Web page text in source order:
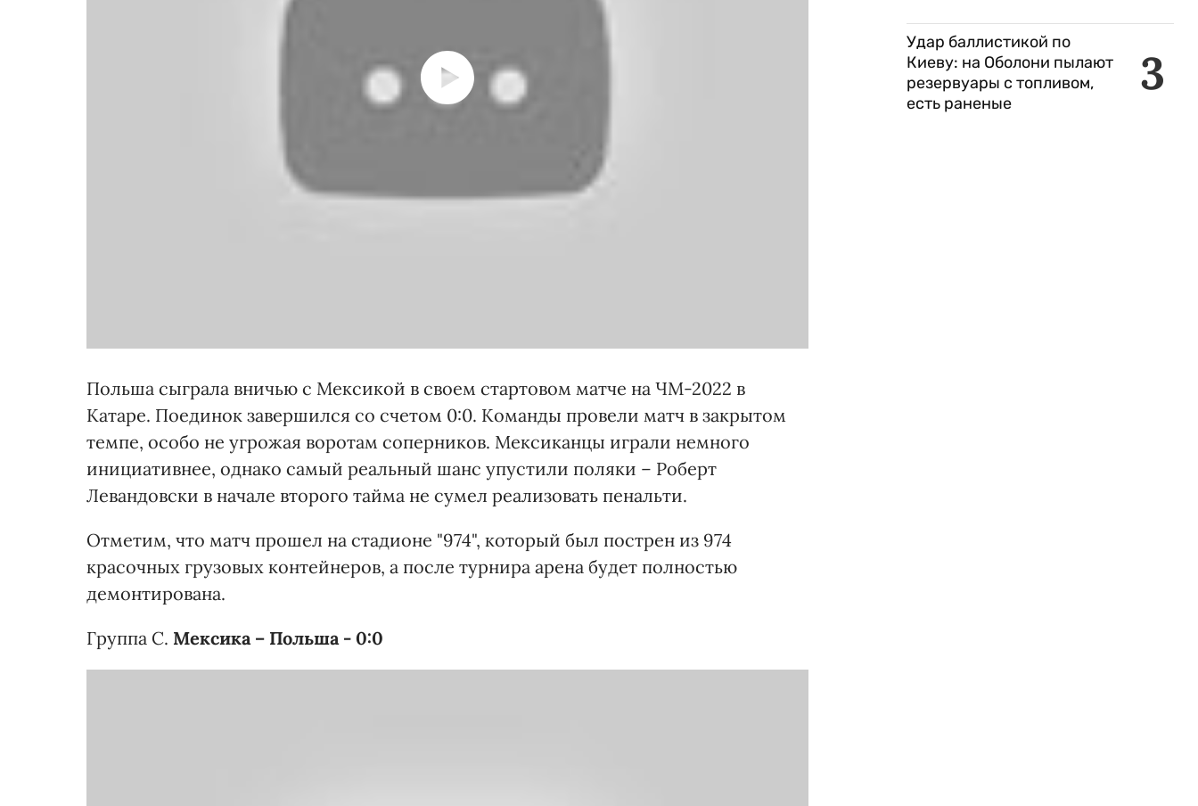
Польша сыграла вничью с Мексикой в своем стартовом матче на ЧМ-2022 в
Катаре. Поединок завершился со счетом 0:0. Команды провели матч в закрытом
темпе, особо не угрожая воротам соперников. Мексиканцы играли немного
инициативнее, однако самый реальный шанс упустили поляки – Роберт
Левандовски в начале второго тайма не сумел реализовать пенальти.
Отметим, что матч прошел на стадионе "974", который был пострен из 974
красочных грузовых контейнеров, а после турнира арена будет полностью
демонтирована.
Группа С. Мексика – Польша - 0:0
3
Удар баллистикой по
Киеву: на Оболони пылают
резервуары с топливом,
есть раненые